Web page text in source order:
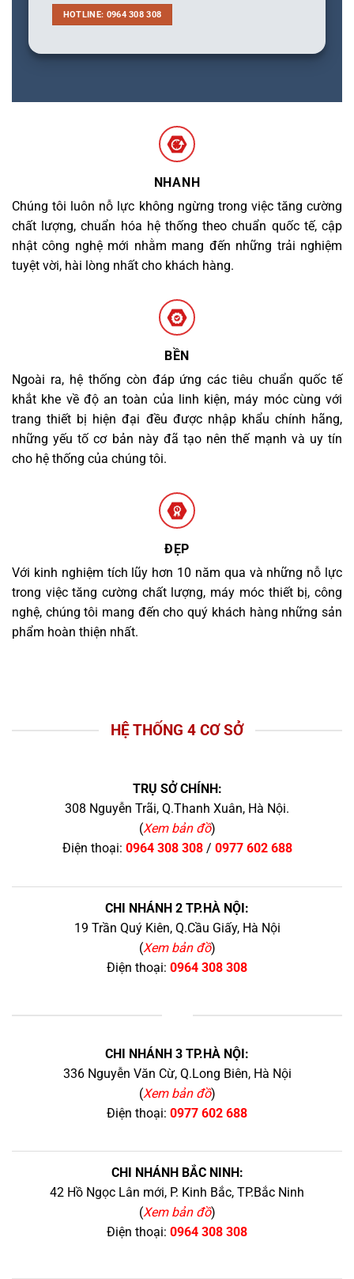
HOTLINE: 0964 308 308
NHANH
Chúng tôi luôn nỗ lực không ngừng trong việc tăng cường
chất lượng, chuẩn hóa hệ thống theo chuẩn quốc tế, cập
nhật công nghệ mới nhằm mang đến những trải nghiệm
tuyệt vời, hài lòng nhất cho khách hàng.
BỀN
Ngoài ra, hệ thống còn đáp ứng các tiêu chuẩn quốc tế
khắt khe về độ an toàn của linh kiện, máy móc cùng với
trang thiết bị hiện đại đều được nhập khẩu chính hãng,
những yếu tố cơ bản này đã tạo nên thế mạnh và uy tín
cho hệ thống của chúng tôi.
ĐẸP
Với kinh nghiệm tích lũy hơn 10 năm qua và những nỗ lực
trong việc tăng cường chất lượng, máy móc thiết bị, công
nghệ, chúng tôi mang đến cho quý khách hàng những sản
phẩm hoàn thiện nhất.
HỆ THỐNG 4 CƠ SỞ
TRỤ SỞ CHÍNH:
308 Nguyễn Trãi, Q.Thanh Xuân, Hà Nội.
(Xem bản đồ)
Điện thoại: 0964 308 308/ 0977 602 688
CHI NHÁNH 2 TP.HÀ NỘI:
19 Trần Quý Kiên, Q.Cầu Giấy, Hà Nội
(Xem bản đồ)
Điện thoại: 0964 308 308
CHI NHÁNH 3 TP.HÀ NỘI:
336 Nguyễn Văn Cừ, Q.Long Biên, Hà Nội
(Xem bản đồ)
Điện thoại: 0977 602 688
CHI NHÁNH BẮC NINH:
42 Hồ Ngọc Lân mới, P. Kinh Bắc, TP.Bắc Ninh
(Xem bản đồ)
Điện thoại: 0964 308 308